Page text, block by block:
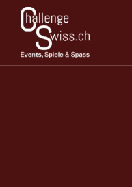
content